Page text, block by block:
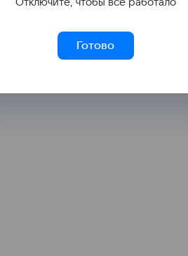
Готово